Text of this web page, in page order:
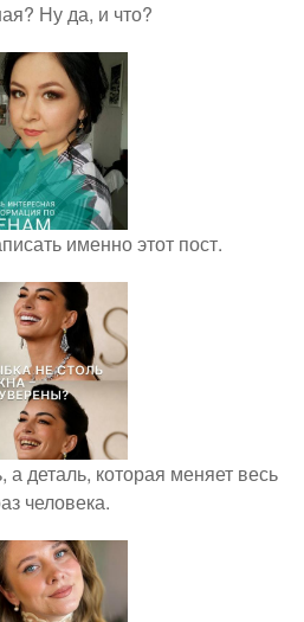
Ну да, и что?
именно этот пост.
деталь, которая меняет весь
человека.